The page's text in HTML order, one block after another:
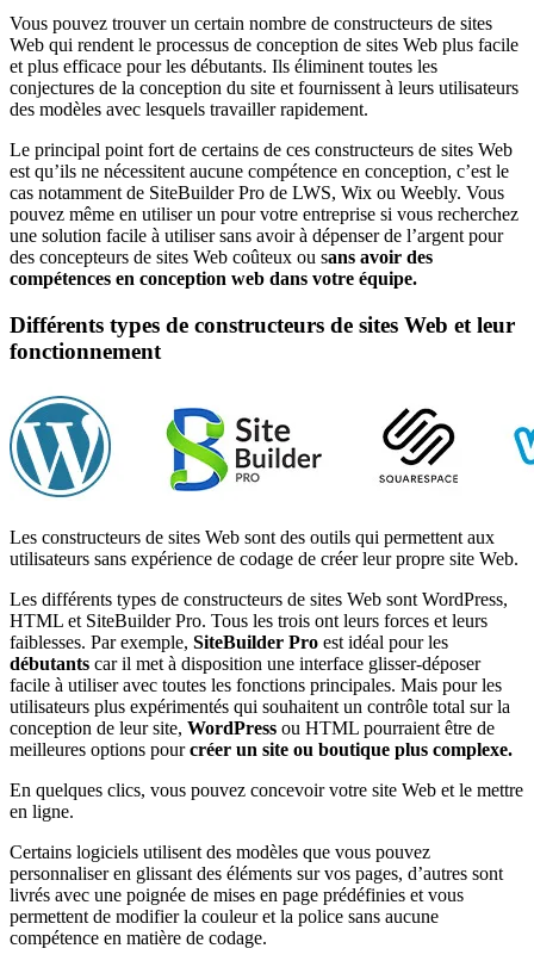
Vous pouvez trouver un certain nombre de constructeurs de sites
Web qui rendent le processus de conception de sites Web plus facile
et plus efficace pour les débutants. Ils éliminent toutes les
conjectures de la conception du site et fournissent à leurs utilisateurs
des modèles avec lesquels travailler rapidement.
Le principal point fort de certains de ces constructeurs de sites Web
est qu’ils ne nécessitent aucune compétence en conception, c’est le
cas notamment de SiteBuilder Pro de LWS, Wix ou Weebly. Vous
pouvez même en utiliser un pour votre entreprise si vous recherchez
une solution facile à utiliser sans avoir à dépenser de l’argent pour
des concepteurs de sites Web coûteux ou sans avoir des
compétences en conception web dans votre équipe.
Différents types de constructeurs de sites Web et leur
fonctionnement
Les constructeurs de sites Web sont des outils qui permettent aux
utilisateurs sans expérience de codage de créer leur propre site Web.
Les différents types de constructeurs de sites Web sont WordPress,
HTML et SiteBuilder Pro. Tous les trois ont leurs forces et leurs
faiblesses. Par exemple, SiteBuilder Pro est idéal pour les
débutants car il met à disposition une interface glisser-déposer
facile à utiliser avec toutes les fonctions principales. Mais pour les
utilisateurs plus expérimentés qui souhaitent un contrôle total sur la
conception de leur site, WordPress ou HTML pourraient être de
meilleures options pourcréer un site ou boutique plus complexe.
En quelques clics, vous pouvez concevoir votre site Web et le mettre
en ligne.
Certains logiciels utilisent des modèles que vous pouvez
personnaliser en glissant des éléments sur vos pages, d’autres sont
livrés avec une poignée de mises en page prédéfinies et vous
permettent de modifier la couleur et la police sans aucune
compétence en matière de codage.